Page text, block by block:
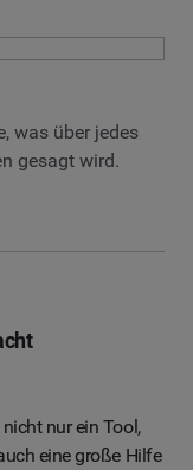
was über jedes
gesagt wird.
nur ein Tool,
eine große Hilfe